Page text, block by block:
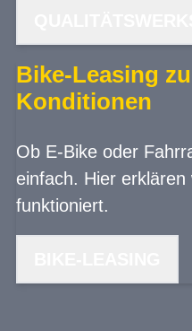
Bike-Leasing
Konditionen
Ob E-Bike oder
einfach. Hier
funktioniert.